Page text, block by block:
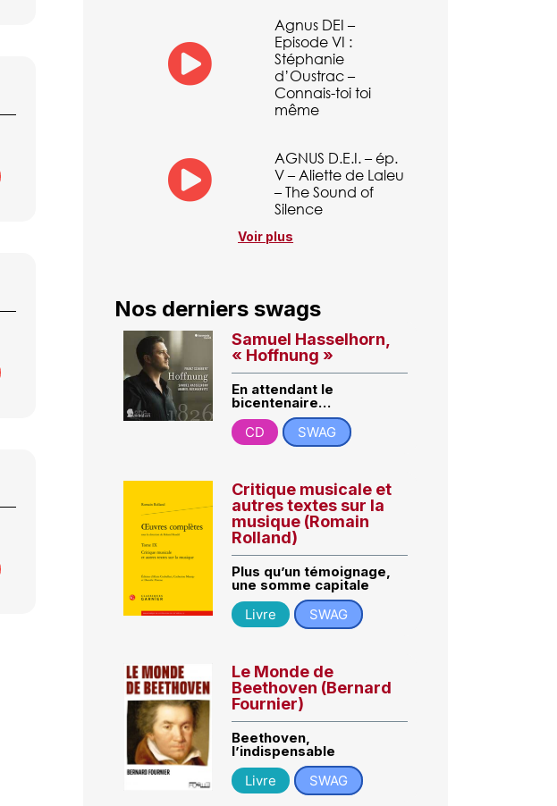
Agnus DEI –
Episode VI :
Stéphanie
d’Oustrac –
Connais-toi toi
même
AGNUS D.E.I. – ép.
V – Aliette de Laleu
– The Sound of
Silence
Voir plus
Nos derniers swags
Samuel Hasselhorn,
« Hoffnung »
En attendant le
bicentenaire…
CD
SWAG
Critique musicale et
autres textes sur la
musique (Romain
Rolland)
Plus qu’un témoignage,
une somme capitale
Livre
SWAG
Le Monde de
Beethoven (Bernard
Fournier)
Beethoven,
l’indispensable
Livre
SWAG